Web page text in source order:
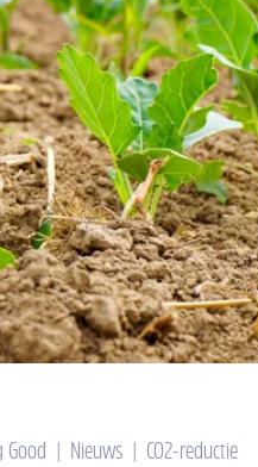
Good | Nieuws | CO2-reductie